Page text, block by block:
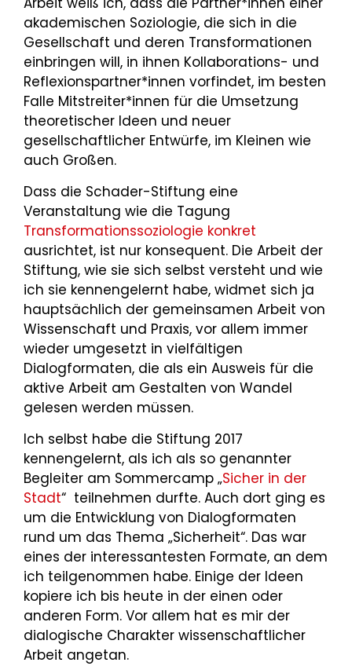
akademischen Soziologie, die sich in die
Gesellschaft und deren Transformationen
einbringen will, in ihnen Kollaborations- und
Reflexionspartner*innen vorfindet, im besten
Falle Mitstreiter*innen für die Umsetzung
theoretischer Ideen und neuer
gesellschaftlicher Entwürfe, im Kleinen wie
auch Großen.
Dass die Schader-Stiftung eine
Veranstaltung wie die Tagung
Transformationssoziologie konkret
ausrichtet, ist nur konsequent. Die Arbeit der
Stiftung, wie sie sich selbst versteht und wie
ich sie kennengelernt habe, widmet sich ja
hauptsächlich der gemeinsamen Arbeit von
Wissenschaft und Praxis, vor allem immer
wieder umgesetzt in vielfältigen
Dialogformaten, die als ein Ausweis für die
aktive Arbeit am Gestalten von Wandel
gelesen werden müssen.
Ich selbst habe die Stiftung 2017
kennengelernt, als ich als so genannter
Begleiter am Sommercamp „Sicher in der
Stadt“ teilnehmen durfte. Auch dort ging es
um die Entwicklung von Dialogformaten
rund um das Thema „Sicherheit“. Das war
eines der interessantesten Formate, an dem
ich teilgenommen habe. Einige der Ideen
kopiere ich bis heute in der einen oder
anderen Form. Vor allem hat es mir der
dialogische Charakter wissenschaftlicher
Arbeit angetan.